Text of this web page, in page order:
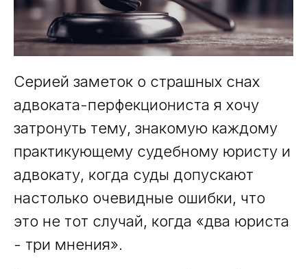
Серией заметок о страшных снах
адвоката-перфекциониста я хочу
затронуть тему, знакомую каждому
практикующему судебному юристу и
адвокату, когда суды допускают
настолько очевидные ошибки, что
это не тот случай, когда «два юриста
- три мнения».